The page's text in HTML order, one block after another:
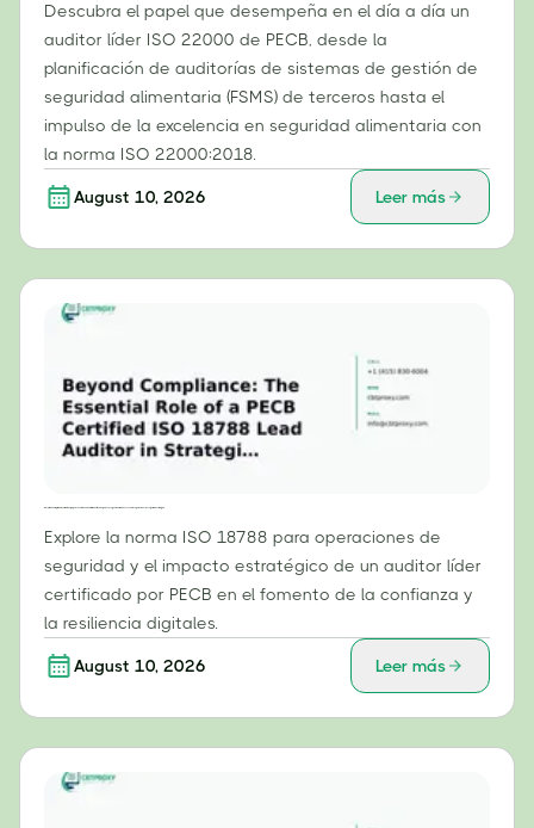
Descubra el papel que desempeña en el día a día un
auditor líder ISO 22000 de PECB, desde la
planificación de auditorías de sistemas de gestión de
seguridad alimentaria (FSMS) de terceros hasta el
impulso de la excelencia en seguridad alimentaria con
la norma ISO 22000:2018.
August 10, 2026 Leer más
Explore la norma ISO 18788 para operaciones de
seguridad y el impacto estratégico de un auditor líder
certificado por PECB en el fomento de la confianza y
la resiliencia digitales.
August 10, 2026 Leer más